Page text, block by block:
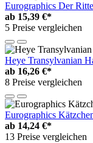
Eurographics Der
ab 15,39 €*
5 Preise vergleichen
Heye Transylvanian
ab 16,26 €*
8 Preise vergleichen
Eurographics
ab 14,24 €*
13 Preise vergleichen